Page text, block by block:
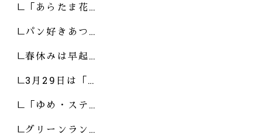
「あらたま花…
パン好きあつ…
春休みは早起…
3月29日は「…
「ゆめ・ステ…
グリーンラン…